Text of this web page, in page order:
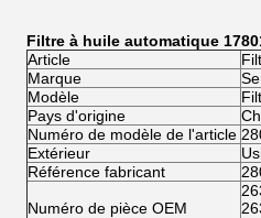
Filtre à huile automatique
Article
Marque
Modèle
Pays d'origine
Numéro de modèle de l'article
Extérieur
Référence fabricant
Numéro de pièce OEM